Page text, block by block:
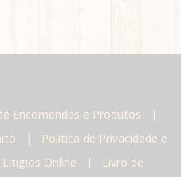
Encomendas e Produtos |
|
Política de Privacidade e
Online |
Livro de